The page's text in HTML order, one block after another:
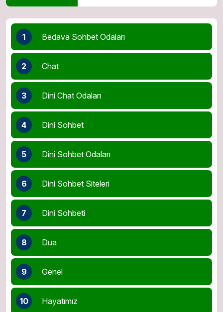
1 Bedava Sohbet Odaları
2 Chat
3 Dini Chat Odaları
4 Dini Sohbet
5 Dini Sohbet Odaları
6 Dini Sohbet Siteleri
7 Dini Sohbeti
8 Dua
9 Genel
10 Hayatımız